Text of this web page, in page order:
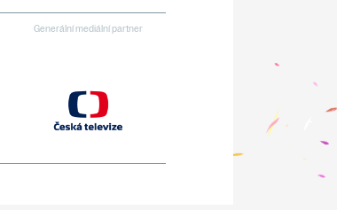
Generální mediální partner